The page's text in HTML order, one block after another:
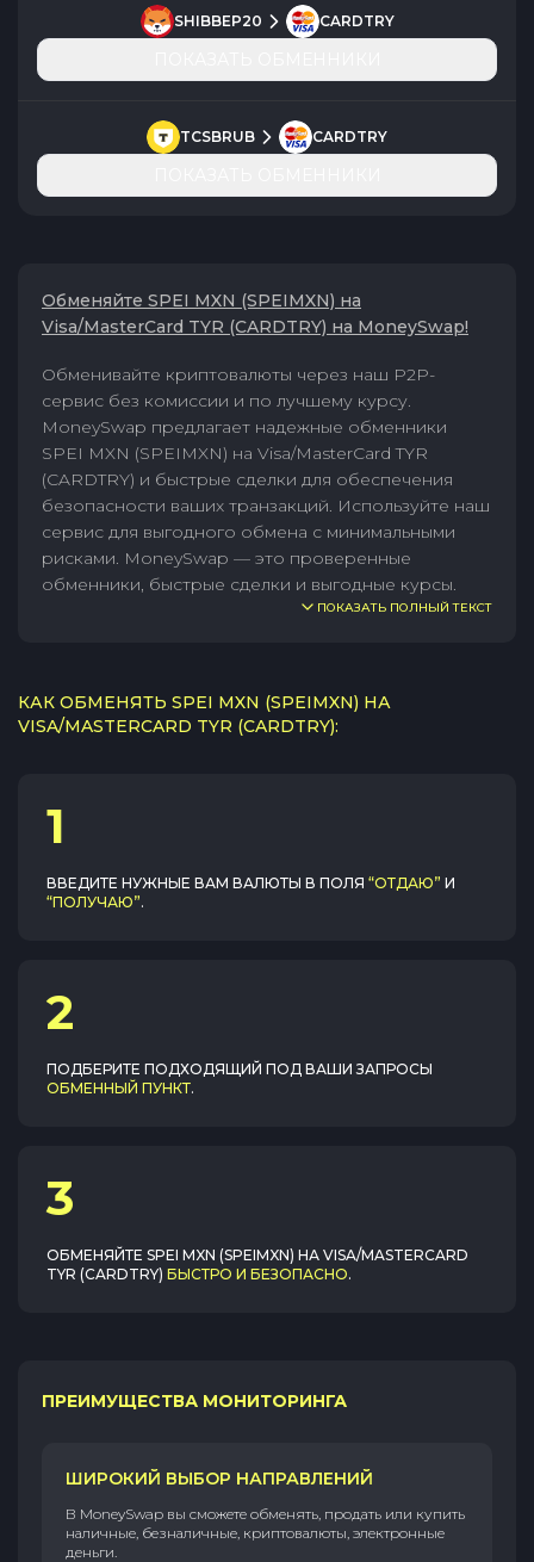
SHIBBEP20 CARDTRY
TCSBRUB CARDTRY
Обменяйте SPEI MXN (SPEIMXN) на
Visa/MasterCard TYR (CARDTRY) на MoneySwap!
Обменивайте криптовалюты через наш P2P-
сервис без комиссии и по лучшему курсу.
MoneySwap предлагает надежные обменники
SPEI MXN (SPEIMXN) на Visa/MasterCard TYR
(CARDTRY) и быстрые сделки для обеспечения
безопасности ваших транзакций. Используйте наш
сервис для выгодного обмена с минимальными
рисками. MoneySwap — это проверенные
обменники, быстрые сделки и выгодные курсы.
ПОКАЗАТЬ ПОЛНЫЙ ТЕКСТ
КАК ОБМЕНЯТЬ SPEI MXN (SPEIMXN) НА
VISA/MASTERCARD TYR (CARDTRY):
1
ВВЕДИТЕ НУЖНЫЕ ВАМ ВАЛЮТЫ В ПОЛЯ “ОТДАЮ” И
“ПОЛУЧАЮ”.
2
ПОДБЕРИТЕ ПОДХОДЯЩИЙ ПОД ВАШИ ЗАПРОСЫ
ОБМЕННЫЙ ПУНКТ.
3
ОБМЕНЯЙТЕ SPEI MXN (SPEIMXN) НА VISA/MASTERCARD
TYR (CARDTRY) БЫСТРО И БЕЗОПАСНО.
ПРЕИМУЩЕСТВА МОНИТОРИНГА
ШИРОКИЙ ВЫБОР НАПРАВЛЕНИЙ
В MoneySwap вы сможете обменять, продать или купить
наличные, безналичные, криптовалюты, электронные
деньги.